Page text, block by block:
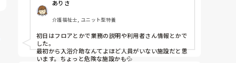
ありさ
介護福祉士, ユニット型特養
初日はフロアとかで業務の説明や利用者さん情報とかで
した。
最初から入浴介助なんてよほど人員がいない施設だと思
います。ちょっと危険な施設かも💦